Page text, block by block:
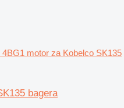
4BG1 motor za Kobelco SK135
bagera